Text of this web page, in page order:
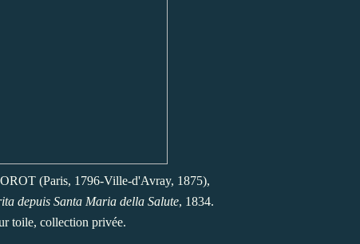
(Paris, 1796-Ville-d'Avray, 1875),
depuis Santa Maria della Salute, 1834.
toile, collection privée.